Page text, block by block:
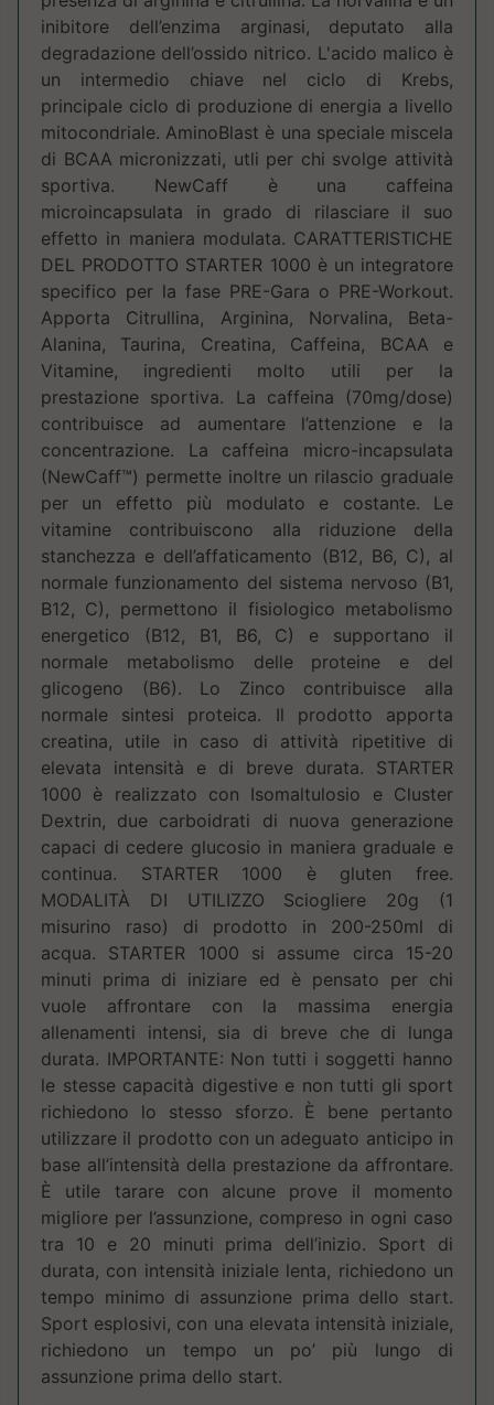
inibitore dell’enzima arginasi, deputato alla
degradazione dell’ossido nitrico. L'acido malico è
un intermedio chiave nel ciclo di Krebs,
principale ciclo di produzione di energia a livello
mitocondriale. AminoBlast è una speciale miscela
di BCAA micronizzati, utli per chi svolge attività
sportiva. NewCaff è una caffeina
microincapsulata in grado di rilasciare il suo
effetto in maniera modulata. CARATTERISTICHE
DEL PRODOTTO STARTER 1000 è un integratore
specifico per la fase PRE-Gara o PRE-Workout.
Apporta Citrullina, Arginina, Norvalina, Beta-
Alanina, Taurina, Creatina, Caffeina, BCAA e
Vitamine, ingredienti molto utili per la
prestazione sportiva. La caffeina (70mg/dose)
contribuisce ad aumentare l’attenzione e la
concentrazione. La caffeina micro-incapsulata
(NewCaff™) permette inoltre un rilascio graduale
per un effetto più modulato e costante. Le
vitamine contribuiscono alla riduzione della
stanchezza e dell’affaticamento (B12, B6, C), al
normale funzionamento del sistema nervoso (B1,
B12, C), permettono il fisiologico metabolismo
energetico (B12, B1, B6, C) e supportano il
normale metabolismo delle proteine e del
glicogeno (B6). Lo Zinco contribuisce alla
normale sintesi proteica. Il prodotto apporta
creatina, utile in caso di attività ripetitive di
elevata intensità e di breve durata. STARTER
1000 è realizzato con Isomaltulosio e Cluster
Dextrin, due carboidrati di nuova generazione
capaci di cedere glucosio in maniera graduale e
continua. STARTER 1000 è gluten free.
MODALITÀ DI UTILIZZO Sciogliere 20g (1
misurino raso) di prodotto in 200-250ml di
acqua. STARTER 1000 si assume circa 15-20
minuti prima di iniziare ed è pensato per chi
vuole affrontare con la massima energia
allenamenti intensi, sia di breve che di lunga
durata. IMPORTANTE: Non tutti i soggetti hanno
le stesse capacità digestive e non tutti gli sport
richiedono lo stesso sforzo. È bene pertanto
utilizzare il prodotto con un adeguato anticipo in
base all’intensità della prestazione da affrontare.
È utile tarare con alcune prove il momento
migliore per l’assunzione, compreso in ogni caso
tra 10 e 20 minuti prima dell’inizio. Sport di
durata, con intensità iniziale lenta, richiedono un
tempo minimo di assunzione prima dello start.
Sport esplosivi, con una elevata intensità iniziale,
richiedono un tempo un po’ più lungo di
assunzione prima dello start.